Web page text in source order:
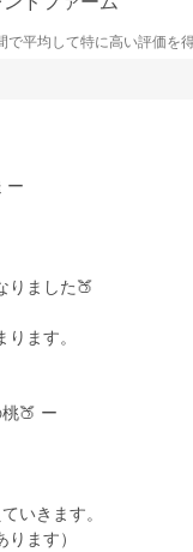
平均して特に高い評価を得
ー
りました🍑
ます。
🍑 ー
いきます。
ます）